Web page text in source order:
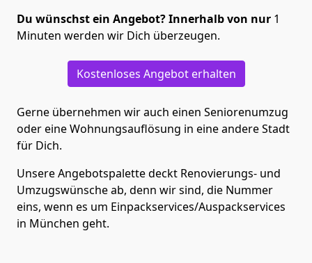
Du wünschst ein Angebot? Innerhalb von nur 1
Minuten werden wir Dich überzeugen.
Kostenloses Angebot erhalten
Gerne übernehmen wir auch einen Seniorenumzug
oder eine Wohnungsauflösung in eine andere Stadt
für Dich.
Unsere Angebotspalette deckt Renovierungs- und
Umzugswünsche ab, denn wir sind, die Nummer
eins, wenn es um Einpackservices/Auspackservices
in München geht.